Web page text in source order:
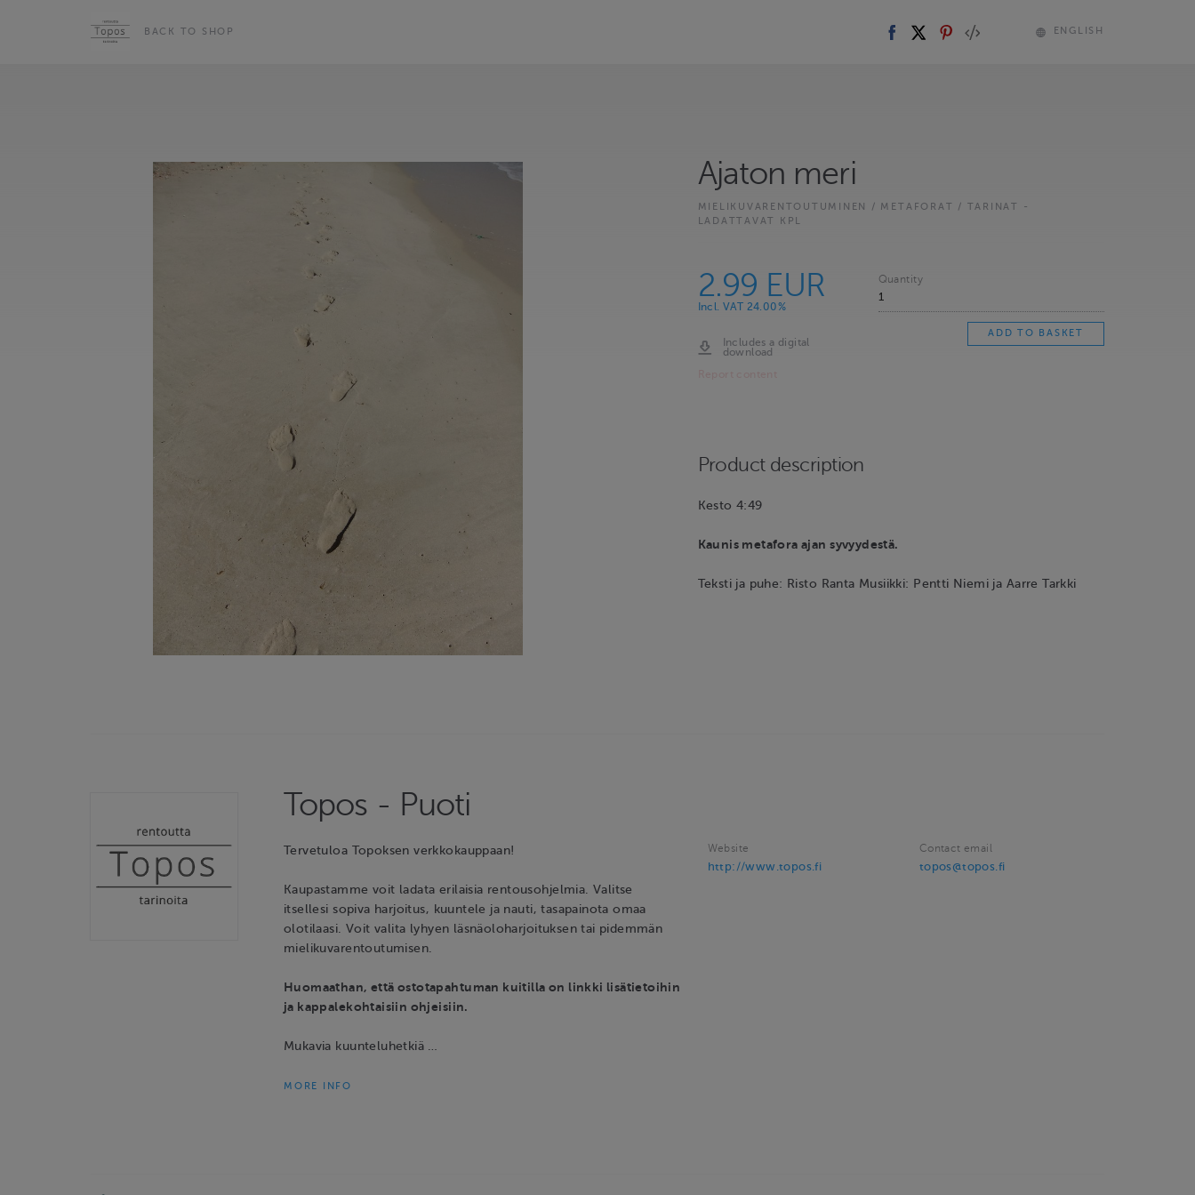
BACK TO SHOP ENGLISH
Ajaton meri
MIELIKUVARENTOUTUMINEN / METAFORAT / TARINAT -
LADATTAVAT KPL
2.99 EUR
Incl. VAT 24.00%
Includes a digital
download
Quantity
Product description
Kesto 4:49
Kaunis metafora ajan syvyydestä.
Teksti ja puhe: Risto Ranta Musiikki: Pentti Niemi ja Aarre Tarkki
Topos - Puoti
Tervetuloa Topoksen verkkokauppaan!
Kaupastamme voit ladata erilaisia rentousohjelmia. Valitse
itsellesi sopiva harjoitus, kuuntele ja nauti, tasapainota omaa
olotilaasi. Voit valita lyhyen läsnäoloharjoituksen tai pidemmän
mielikuvarentoutumisen.
Huomaathan, että ostotapahtuman kuitilla on linkki lisätietoihin
ja kappalekohtaisiin ohjeisiin.
Mukavia kuunteluhetkiä …
MORE INFO
Website
http://www.topos.fi
Contact email
topos@topos.fi